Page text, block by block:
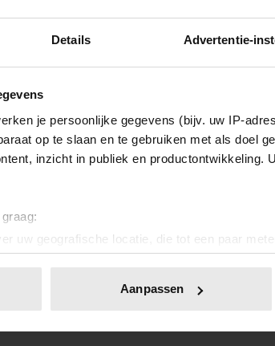
Details Advertentie-
je persoonlijke gegevens (bijv. uw IP-
op te slaan en te gebruiken met als doel
inzicht in publiek en productontwikkeling.
uw geografische locatie, die tot een paar
het actief te scannen op specifieke
of intrekken in de Cookieverklaring.
en advertenties te personaliseren, om
Aanpassen